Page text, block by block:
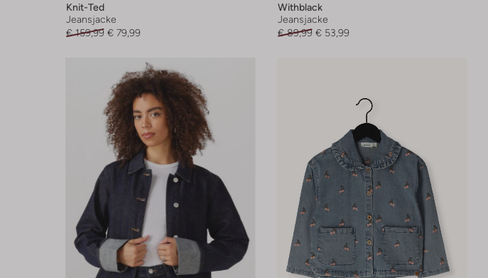
Knit-Ted
Jeansjacke
€ 159,99 € 79,99
Withblack
Jeansjacke
€ 89,99 € 53,99